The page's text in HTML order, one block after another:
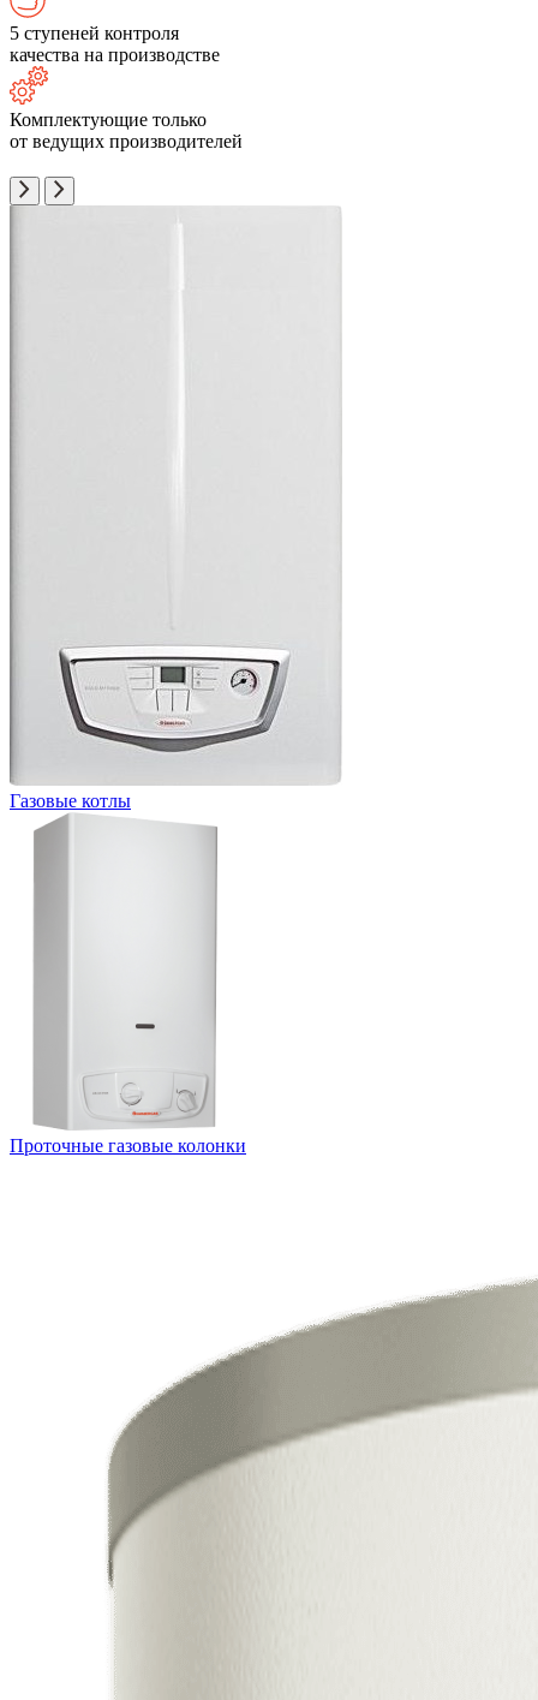
5 ступеней контроля
качества на производстве
Комплектующие только
от ведущих производителей
Газовые котлы
Проточные газовые колонки